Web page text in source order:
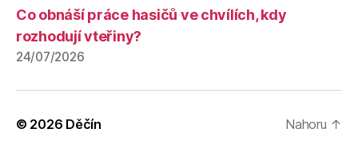
Co obnáší práce hasičů ve chvílích, kdy
rozhodují vteřiny?
24/07/2026
© 2026 Děčín Nahoru ↑